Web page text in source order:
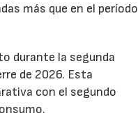
más que en el período
durante la segunda
de 2026. Esta
con el segundo